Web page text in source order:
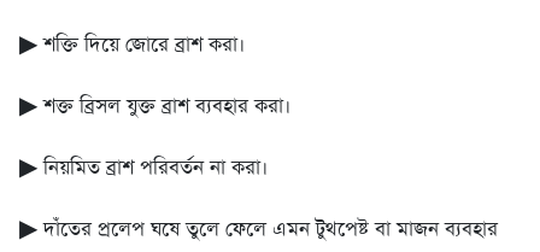
▶ শক্তি দিয়ে জোরে ব্রাশ করা।
▶ শক্ত ব্রিসল যুক্ত ব্রাশ ব্যবহার করা।
▶ নিয়মিত ব্রাশ পরিবর্তন না করা।
▶ দাঁতের প্রলেপ ঘষে তুলে ফেলে এমন টুথপেষ্ট বা মাজন ব্যবহার